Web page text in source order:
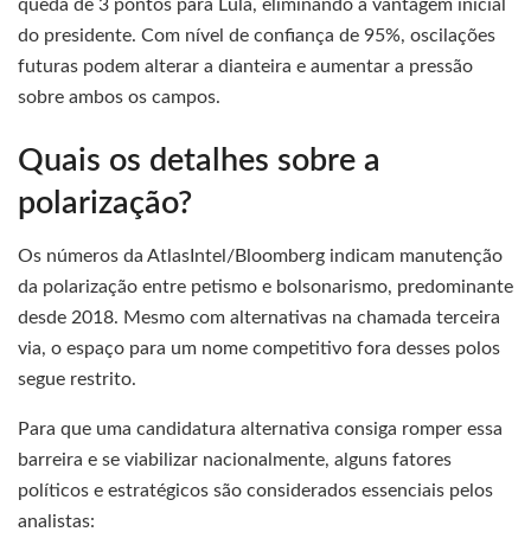
queda de 3 pontos para Lula, eliminando a vantagem inicial
do presidente. Com nível de confiança de 95%, oscilações
futuras podem alterar a dianteira e aumentar a pressão
sobre ambos os campos.
Quais os detalhes sobre a
polarização?
Os números da AtlasIntel/Bloomberg indicam manutenção
da polarização entre petismo e bolsonarismo, predominante
desde 2018. Mesmo com alternativas na chamada terceira
via, o espaço para um nome competitivo fora desses polos
segue restrito.
Para que uma candidatura alternativa consiga romper essa
barreira e se viabilizar nacionalmente, alguns fatores
políticos e estratégicos são considerados essenciais pelos
analistas: